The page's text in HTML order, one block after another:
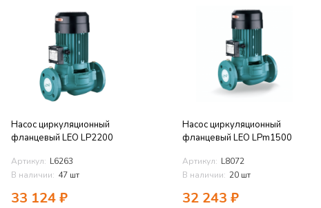
Насос циркуляционный
фланцевый LEO LP2200
Артикул: L6263
В наличии: 47 шт
33 124₽
Насос циркуляционный
фланцевый LEO LPm1500
Артикул: L8072
В наличии: 20 шт
32 243 ₽